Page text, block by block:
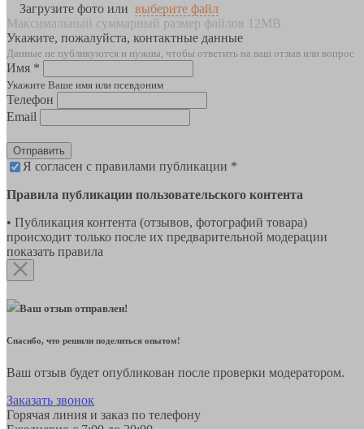
Загрузите фото или выберите файл
Максимальный суммарный размер файлов 12MB
Укажите, пожалуйста, контактные данные
Данные не публикуются и нужны, чтобы ответить на ваш отзыв или вопрос
Имя *
Укажите Ваше имя или псевдоним
Телефон
Email
Отправить
Я согласен с правилами публикации *
Правила публикации пользовательского контента
• Публикация контента (отзывов, фотографий товара)
происходит только после их предварительной модерации
показать правила
Ваш отзыв отправлен!
Спасибо, что решили поделиться опытом!
Ваш отзыв будет опубликован после проверки модератором.
Заказать звонок
Горячая линия и заказ по телефону